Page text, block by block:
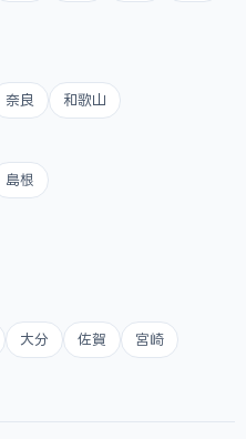
奈良 和歌山
島根
大分 佐賀 宮崎